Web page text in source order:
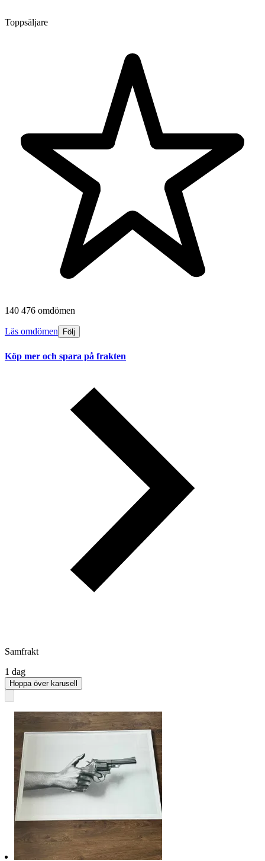
Toppsäljare
140 476 omdömen
Läs omdömen Följ
Köp mer och spara på frakten
Samfrakt
1 dag
Hoppa över karusell